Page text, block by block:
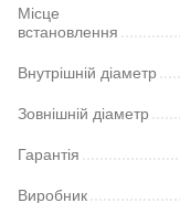
Місце
встановлення
Внутрішній діаметр
Зовнішній діаметр
Гарантія
Виробник